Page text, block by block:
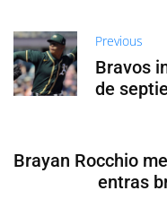
Previous
Bravos
de
Brayan Rocchio
entras